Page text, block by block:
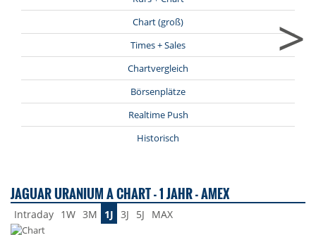
Chart (groß)
Times + Sales
Chartvergleich
Börsenplätze
Realtime Push
Historisch
>
JAGUAR URANIUM A CHART - 1 JAHR - AMEX
Intraday 1W 3M 1J 3J 5J MAX